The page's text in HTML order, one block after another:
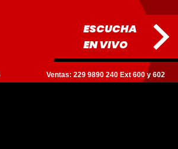
ESCUCHA
EN VIVO
Ventas: 229 9890 240 Ext 600 y 602